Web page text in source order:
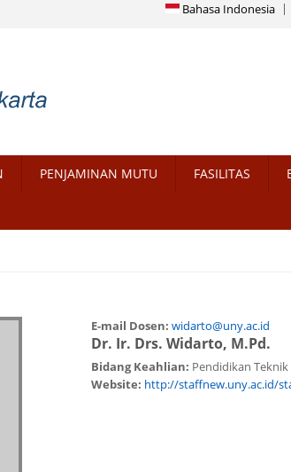
Bahasa Indonesia
PENJAMINAN MUTU FASILITAS
E-mail Dosen: widarto@uny.ac.id
Dr. Ir. Drs. Widarto, M.Pd.
Bidang Keahlian: Pendidikan Teknik
Website: http://staffnew.uny.ac.id/